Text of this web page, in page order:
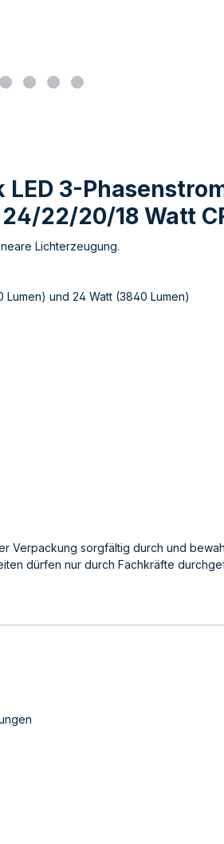
3-
22/20/18 Watt
Lichterzeugung.
Lumen) und 24 Watt (3840 Lumen)
sorgfältig durch und
dürfen nur durch Fachkräfte